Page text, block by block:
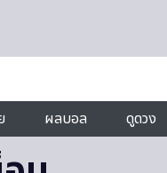
ผลบอล ดูดวง